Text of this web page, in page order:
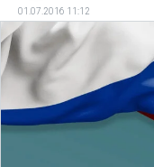
01.07.2016 11:12